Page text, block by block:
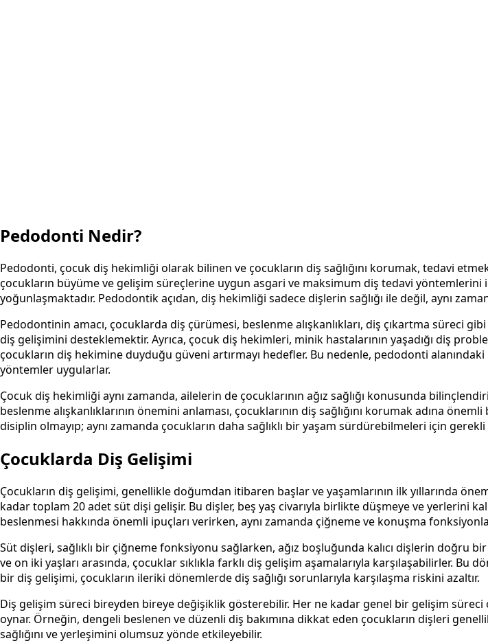
Pedodonti Nedir?
Pedodonti, çocuk diş hekimliği olarak bilinen ve çocukların diş sağlığını korumak, tedavi etmek
çocukların büyüme ve gelişim süreçlerine uygun asgari ve maksimum diş tedavi
yoğunlaşmaktadır. Pedodontik açıdan, diş hekimliği sadece dişlerin sağlığı ile değil, aynı
Pedodontinin amacı, çocuklarda diş çürümesi, beslenme alışkanlıkları, diş çıkartma süreci
diş gelişimini desteklemektir. Ayrıca, çocuk diş hekimleri, minik hastalarının yaşadığı diş
çocukların diş hekimine duyduğu güveni artırmayı hedefler. Bu nedenle, pedodonti
yöntemler uygularlar.
Çocuk diş hekimliği aynı zamanda, ailelerin de çocuklarının ağız sağlığı konusunda
beslenme alışkanlıklarının önemini anlaması, çocuklarının diş sağlığını korumak adına
disiplin olmayıp; aynı zamanda çocukların daha sağlıklı bir yaşam sürdürebilmeleri için
Çocuklarda Diş Gelişimi
Çocukların diş gelişimi, genellikle doğumdan itibaren başlar ve yaşamlarının ilk yıllarında
kadar toplam 20 adet süt dişi gelişir. Bu dişler, beş yaş civarıyla birlikte düşmeye ve yerlerini
beslenmesi hakkında önemli ipuçları verirken, aynı zamanda çiğneme ve konuşma
Süt dişleri, sağlıklı bir çiğneme fonksiyonu sağlarken, ağız boşluğunda kalıcı dişlerin doğru
ve on iki yaşları arasında, çocuklar sıklıkla farklı diş gelişim aşamalarıyla karşılaşabilirler.
bir diş gelişimi, çocukların ileriki dönemlerde diş sağlığı sorunlarıyla karşılaşma riskini azaltır.
Diş gelişim süreci bireyden bireye değişiklik gösterebilir. Her ne kadar genel bir gelişim
oynar. Örneğin, dengeli beslenen ve düzenli diş bakımına dikkat eden çocukların dişleri
sağlığını ve yerleşimini olumsuz yönde etkileyebilir.